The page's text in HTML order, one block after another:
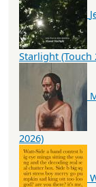
Starlight (Touch
2026)